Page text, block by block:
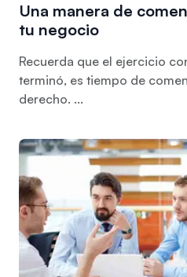
Una manera de
tu negocio
Recuerda que el ejercicio
terminó, es tiempo de
derecho. ...